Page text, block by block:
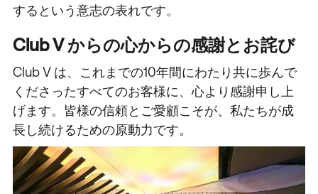
するという意志の表れです。
Club V からの心からの感謝とお詫び
Club V は、これまでの10年間にわたり共に歩んで
くださったすべてのお客様に、心より感謝申し上
げます。皆様の信頼とご愛顧こそが、私たちが成
長し続けるための原動力です。